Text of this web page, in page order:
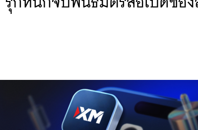
รุกหนักจีบพันธมิตรสื่อเปิดช่อง